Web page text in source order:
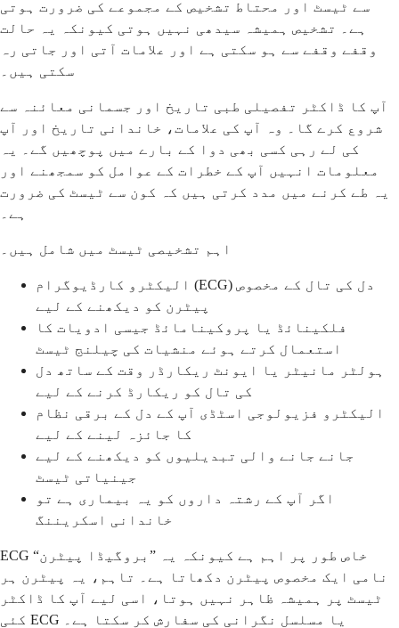
سے ٹیسٹ اور محتاط تشخیص کے مجموعے کی ضرورت ہوتی
ہے۔ تشخیص ہمیشہ سیدھی نہیں ہوتی کیونکہ یہ حالت
وقفے وقفے سے ہو سکتی ہے اور علامات آتی اور جاتی رہ
سکتی ہیں۔
آپ کا ڈاکٹر تفصیلی طبی تاریخ اور جسمانی معائنہ سے
شروع کرے گا۔ وہ آپ کی علامات، خاندانی تاریخ اور آپ
کی لے رہی کسی بھی دوا کے بارے میں پوچھیں گے۔ یہ
معلومات انہیں آپ کے خطرات کے عوامل کو سمجھنے اور
یہ طے کرنے میں مدد کرتی ہیں کہ کون سے ٹیسٹ کی ضرورت
ہے۔
اہم تشخیصی ٹیسٹ میں شامل ہیں۔
الیکٹرو کارڈیوگرام (ECG) دل کی تال کے مخصوص
پیٹرن کو دیکھنے کے لیے
فلکینائڈ یا پروکینامائڈ جیسی ادویات کا
استعمال کرتے ہوئے منشیات کی چیلنج ٹیسٹ
ہولٹر مانیٹر یا ایونٹ ریکارڈر وقت کے ساتھ دل
کی تال کو ریکارڈ کرنے کے لیے
الیکٹرو فزیولوجی اسٹڈی آپ کے دل کے برقی نظام
کا جائزہ لینے کے لیے
جانے جانے والی تبدیلیوں کو دیکھنے کے لیے
جینیاتی ٹیسٹ
اگر آپ کے رشتہ داروں کو یہ بیماری ہے تو
خاندانی اسکریننگ
ECG خاص طور پر اہم ہے کیونکہ یہ ”بروگیڈا پیٹرن“
نامی ایک مخصوص پیٹرن دکھاتا ہے۔ تاہم، یہ پیٹرن ہر
ٹیسٹ پر ہمیشہ ظاہر نہیں ہوتا، اسی لیے آپ کا ڈاکٹر
کئی ECG یا مسلسل نگرانی کی سفارش کر سکتا ہے۔